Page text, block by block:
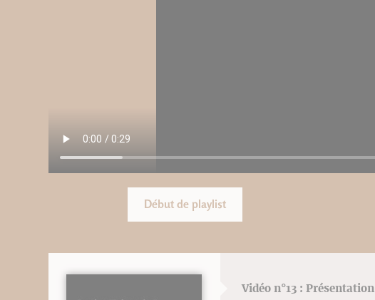
Début de playlist
Vidéo n°13 : Présentation